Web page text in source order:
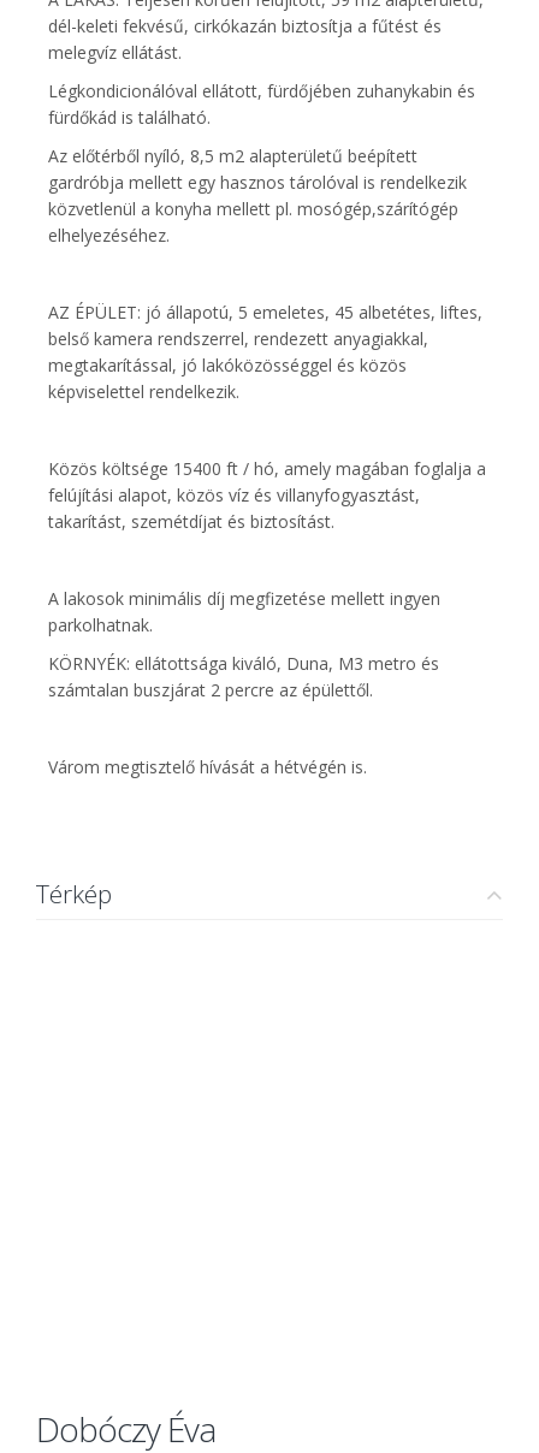
dél-keleti fekvésű, cirkókazán biztosítja a fűtést és
melegvíz ellátást.
Légkondicionálóval ellátott, fürdőjében zuhanykabin és
fürdőkád is található.
Az előtérből nyíló, 8,5 m2 alapterületű beépített
gardróbja mellett egy hasznos tárolóval is rendelkezik
közvetlenül a konyha mellett pl. mosógép,szárítógép
elhelyezéséhez.
AZ ÉPÜLET: jó állapotú, 5 emeletes, 45 albetétes, liftes,
belső kamera rendszerrel, rendezett anyagiakkal,
megtakarítással, jó lakóközösséggel és közös
képviselettel rendelkezik.
Közös költsége 15400 ft / hó, amely magában foglalja a
felújítási alapot, közös víz és villanyfogyasztást,
takarítást, szemétdíjat és biztosítást.
A lakosok minimális díj megfizetése mellett ingyen
parkolhatnak.
KÖRNYÉK: ellátottsága kiváló, Duna, M3 metro és
számtalan buszjárat 2 percre az épülettől.
Várom megtisztelő hívását a hétvégén is.
Térkép
Dobóczy Éva